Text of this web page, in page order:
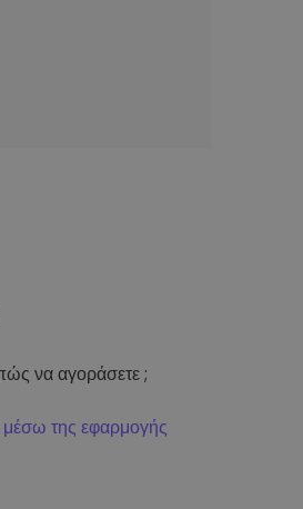
να αγοράσετε ;
της εφαρμογής